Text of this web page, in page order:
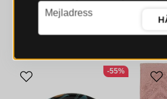
Svanefors Theo Bricka
Beige 38 cm
334 kr
Blå
-55%
email
Mejladress